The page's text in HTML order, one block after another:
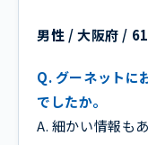
男性 / 大阪府 /
Q. グーネットに
でしたか。
A. 細かい情報も